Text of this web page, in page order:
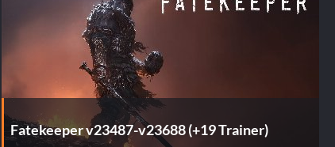
Fatekeeper v23487-v23688 (+19 Trainer)